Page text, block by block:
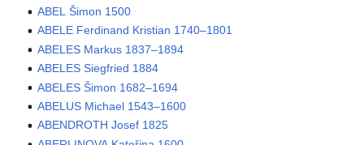
ABEL Šimon 1500
ABELE Ferdinand Kristian 1740–1801
ABELES Markus 1837–1894
ABELES Siegfried 1884
ABELES Šimon 1682–1694
ABELUS Michael 1543–1600
ABENDROTH Josef 1825